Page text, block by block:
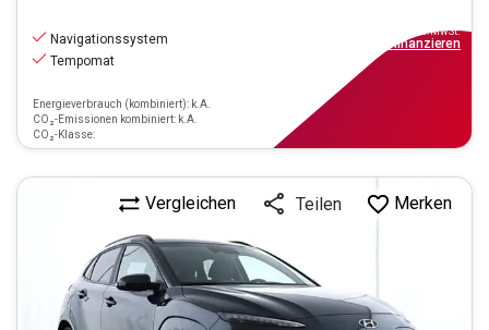
Navigationssystem
Tempomat
Energieverbrauch (kombiniert): k.A.
CO₂-Emissionen kombiniert: k.A.
CO₂-Klasse:
inkl.MwSt.
finanzieren
Vergleichen Teilen Merken